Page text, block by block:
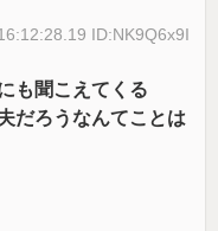
ID:NK9Q6x9I
も聞こえてくる
だろうなんてことは